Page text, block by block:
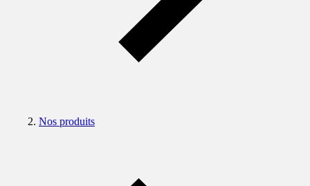
Nos produits